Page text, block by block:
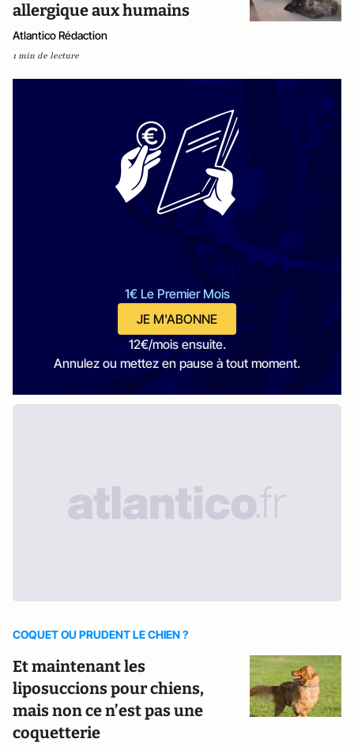
allergique aux humains
Atlantico Rédaction
1 min de lecture
1€ Le Premier Mois
JE M'ABONNE
12€/mois ensuite.
Annulez ou mettez en pause à tout moment.
COQUET OU PRUDENT LE CHIEN ?
Et maintenant les
liposuccions pour chiens,
mais non ce n’est pas une
coquetterie